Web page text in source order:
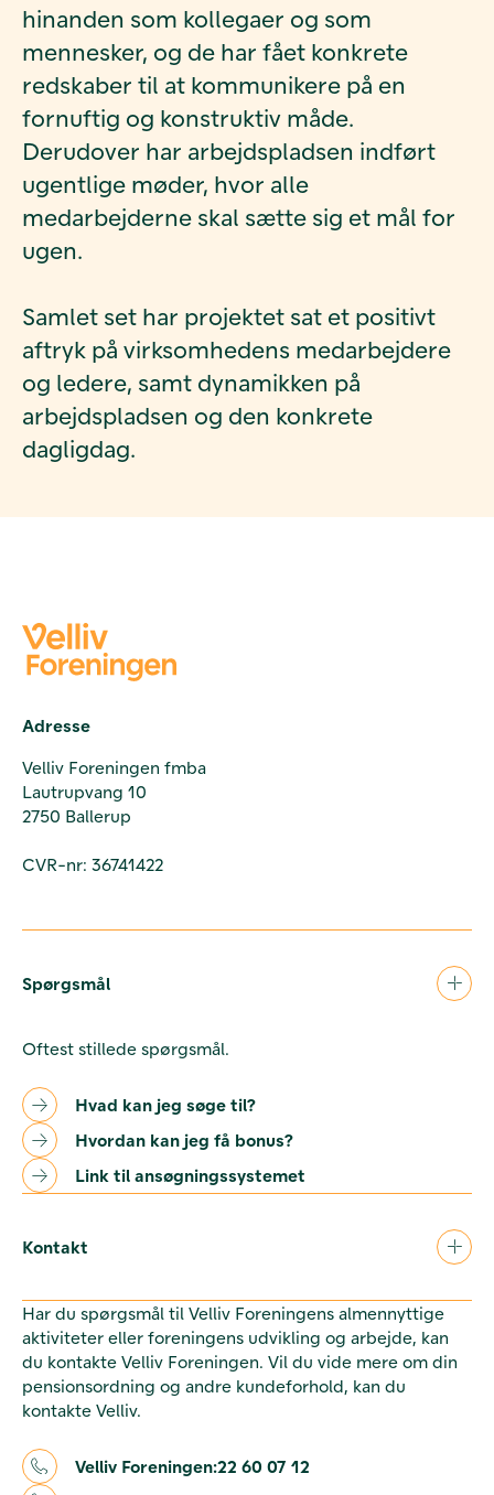
hinanden som kollegaer og som
mennesker, og de har fået konkrete
redskaber til at kommunikere på en
fornuftig og konstruktiv måde.
Derudover har arbejdspladsen indført
ugentlige møder, hvor alle
medarbejderne skal sætte sig et mål for
ugen.
Samlet set har projektet sat et positivt
aftryk på virksomhedens medarbejdere
og ledere, samt dynamikken på
arbejdspladsen og den konkrete
dagligdag.
Adresse
Velliv Foreningen fmba
Lautrupvang 10
2750 Ballerup
CVR-nr: 36741422
Spørgsmål
Oftest stillede spørgsmål.
Hvad kan jeg søge til?
Hvordan kan jeg få bonus?
Link til ansøgningssystemet
Kontakt
Har du spørgsmål til Velliv Foreningens almennyttige
aktiviteter eller foreningens udvikling og arbejde, kan
du kontakte Velliv Foreningen. Vil du vide mere om din
pensionsordning og andre kundeforhold, kan du
kontakte Velliv.
Velliv Foreningen:22 60 07 12